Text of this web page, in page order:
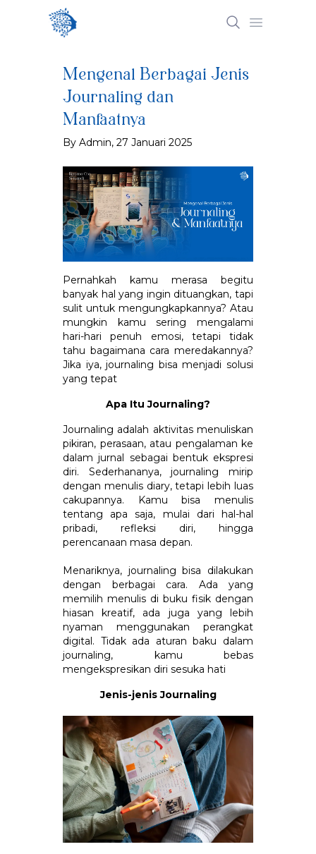
Open
Mengenal Berbagai Jenis
Journaling dan
Manfaatnya
By Admin, 27 Januari 2025
Pernahkah kamu merasa begitu
banyak hal yang ingin dituangkan, tapi
sulit untuk mengungkapkannya? Atau
mungkin kamu sering mengalami
hari-hari penuh emosi, tetapi tidak
tahu bagaimana cara meredakannya?
Jika iya, journaling bisa menjadi solusi
yang tepat
Apa Itu Journaling?
Journaling adalah aktivitas menuliskan
pikiran, perasaan, atau pengalaman ke
dalam jurnal sebagai bentuk ekspresi
diri. Sederhananya, journaling mirip
dengan menulis diary, tetapi lebih luas
cakupannya. Kamu bisa menulis
tentang apa saja, mulai dari hal-hal
pribadi, refleksi diri, hingga
perencanaan masa depan.
Menariknya, journaling bisa dilakukan
dengan berbagai cara. Ada yang
memilih menulis di buku fisik dengan
hiasan kreatif, ada juga yang lebih
nyaman menggunakan perangkat
digital. Tidak ada aturan baku dalam
journaling, kamu bebas
mengekspresikan diri sesuka hati
Jenis-jenis Journaling